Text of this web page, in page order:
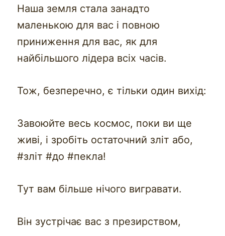
Наша земля стала занадто
маленькою для вас і повною
приниження для вас, як для
найбільшого лідера всіх часів.
Тож, безперечно, є тільки один вихід:
Завоюйте весь космос, поки ви ще
живі, і зробіть остаточний зліт або,
#зліт #до #пекла!
Тут вам більше нічого вигравати.
Він зустрічає вас з презирством,